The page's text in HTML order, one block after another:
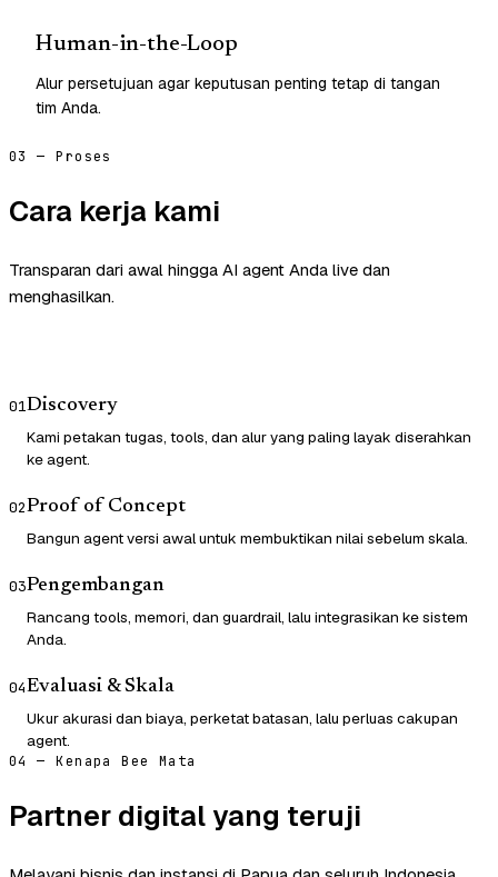
Human-in-the-Loop
Alur persetujuan agar keputusan penting tetap di tangan
tim Anda.
03 — Proses
Cara kerja kami
Transparan dari awal hingga AI agent Anda live dan
menghasilkan.
01Discovery
Kami petakan tugas, tools, dan alur yang paling layak diserahkan
ke agent.
02Proof of Concept
Bangun agent versi awal untuk membuktikan nilai sebelum skala.
03Pengembangan
Rancang tools, memori, dan guardrail, lalu integrasikan ke sistem
Anda.
04Evaluasi & Skala
Ukur akurasi dan biaya, perketat batasan, lalu perluas cakupan
agent.
04 — Kenapa Bee Mata
Partner digital yang teruji